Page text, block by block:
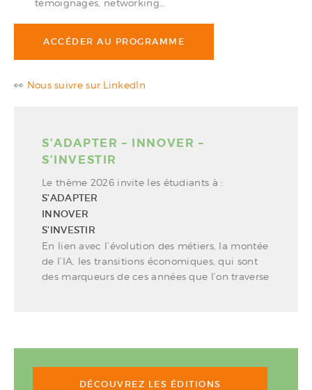
témoignages, networking…
ACCÉDER AU PROGRAMME
👀 Nous suivre sur LinkedIn
S’ADAPTER – INNOVER –
S’INVESTIR
Le thème 2026 invite les étudiants à :
S’ADAPTER
INNOVER
S’INVESTIR
En lien avec l’évolution des métiers, la montée
de l’IA, les transitions économiques, qui sont
des marqueurs de ces années que l’on traverse
DÉCOUVREZ LES ÉDITIONS